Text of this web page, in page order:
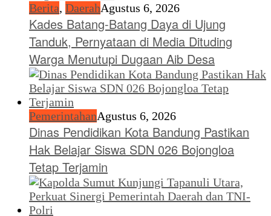
Berita, DaerahAgustus 6, 2026
Kades Batang-Batang Daya di Ujung
Tanduk, Pernyataan di Media Dituding
Warga Menutupi Dugaan Aib Desa
PemerintahanAgustus 6, 2026
Dinas Pendidikan Kota Bandung Pastikan
Hak Belajar Siswa SDN 026 Bojongloa
Tetap Terjamin